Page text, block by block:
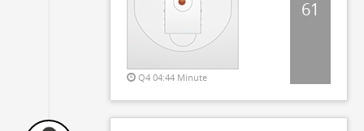
Q4 04:44 Minute
61